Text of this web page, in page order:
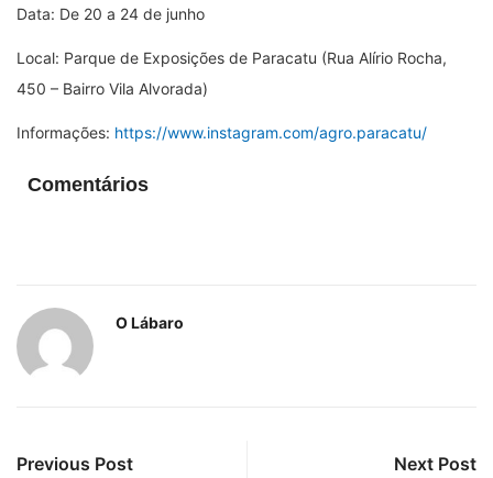
Data: De 20 a 24 de junho
Local: Parque de Exposições de Paracatu (Rua Alírio Rocha,
450 – Bairro Vila Alvorada)
Informações: https://www.instagram.com/agro.paracatu/
Comentários
O Lábaro
Previous Post Next Post